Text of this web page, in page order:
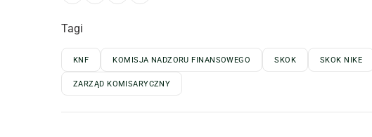
Tagi
KNF KOMISJA NADZORU FINANSOWEGO SKOK SKOK NIKE
ZARZĄD KOMISARYCZNY